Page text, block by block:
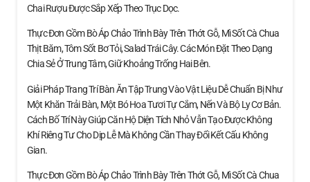
Chai Rượu Được Sắp Xếp Theo Trục Dọc.
Thực Đơn Gồm Bò Áp Chảo Trình Bày Trên Thớt Gỗ, Mì Sốt Cà Chua
Thịt Băm, Tôm Sốt Bơ Tỏi, Salad Trái Cây. Các Món Đặt Theo Dạng
Chia Sẻ Ở Trung Tâm, Giữ Khoảng Trống Hai Bên.
Giải Pháp Trang Trí Bàn Ăn Tập Trung Vào Vật Liệu Dễ Chuẩn Bị Như
Một Khăn Trải Bàn, Một Bó Hoa Tươi Tự Cắm, Nến Và Bộ Ly Cơ Bản.
Cách Bố Trí Này Giúp Căn Hộ Diện Tích Nhỏ Vẫn Tạo Được Không
Khí Riêng Tư Cho Dịp Lễ Mà Không Cần Thay Đổi Kết Cấu Không
Gian.
Thực Đơn Gồm Bò Áp Chảo Trình Bày Trên Thớt Gỗ, Mì Sốt Cà Chua